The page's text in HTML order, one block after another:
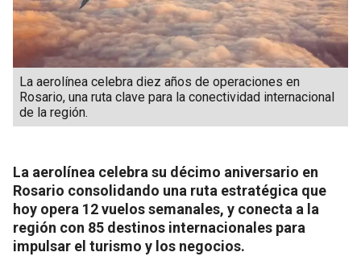
La aerolínea celebra diez años de operaciones en
Rosario, una ruta clave para la conectividad internacional
de la región.
La aerolínea celebra su décimo aniversario en
Rosario consolidando una ruta estratégica que
hoy opera 12 vuelos semanales, y conecta a la
región con 85 destinos internacionales para
impulsar el turismo y los negocios.